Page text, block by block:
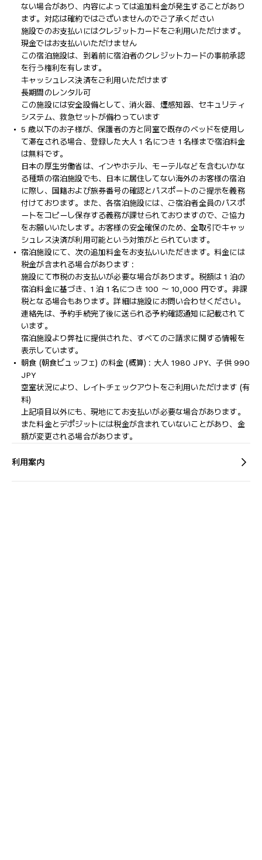
ない場合があり、内容によっては追加料金が発生することがあり
ます。対応は確約ではございませんのでご了承ください
施設でのお支払いにはクレジットカードをご利用いただけます。
現金ではお支払いいただけません
この宿泊施設は、到着前に宿泊者のクレジットカードの事前承認
を行う権利を有します。
キャッシュレス決済をご利用いただけます
長期間のレンタル可
この施設には安全設備として、消火器、煙感知器、セキュリティ
システム、救急セットが備わっています
5 歳以下のお子様が、保護者の方と同室で既存のベッドを使用し
て滞在される場合、登録した大人 1 名につき 1 名様まで宿泊料金
は無料です。
日本の厚生労働省は、インやホテル、モーテルなどを含むいかな
る種類の宿泊施設でも、日本に​居住してない海外のお客様の宿泊
に際し、国籍および旅券番号の確認とパスポートのご提示を義務
付け​ております。また、各宿泊施設には、ご宿泊者全員のパスポ
ートをコピーし保存する義務が課せられておりますの​で、ご協力
をお願いいたします。お客様の安全確保のため、全取引でキャッ
シュレス決済が利用可能という対策がとられています。
宿泊施設にて、次の追加料金をお支払いいただきます。料金には
税金が含まれる場合があります :
施設にて市税のお支払いが必要な場合があります。税額は 1 泊の
宿泊料金に基づき、1 泊 1 名につき 100 ～ 10,000 円です。非課
税となる場合もあります。詳細は施設にお問い合わせください。
連絡先は、予約手続完了後に送られる予約確認通知に記載されて
います。
宿泊施設より弊社に提供された、すべてのご請求に関する情報を
表示しています。
朝食 (朝食ビュッフェ) の料金 (概算) : 大人 1980 JPY、子供 990
JPY
空室状況により、レイトチェックアウトをご利用いただけます (有
料)
上記項目以外にも、現地にてお支払いが必要な場合があります。
また料金とデポジットには税金が含まれていないことがあり、金
額が変更される場合があります。
利用案内